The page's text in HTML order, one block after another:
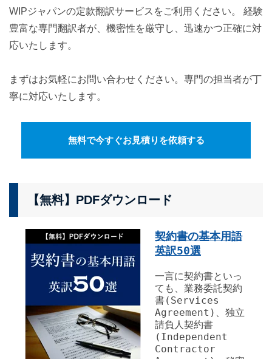
WIPジャパンの定款翻訳サービスをご利用ください。 経験
豊富な専門翻訳者が、機密性を厳守し、迅速かつ正確に対
応いたします。
まずはお気軽にお問い合わせください。専門の担当者が丁
寧に対応いたします。
無料で今すぐお見積りを依頼する
【無料】PDFダウンロード
契約書の基本用語
英訳50選
一言に契約書といっ
ても、業務委託契約
書(Services
Agreement)、独立
請負人契約書
(Independent
Contractor